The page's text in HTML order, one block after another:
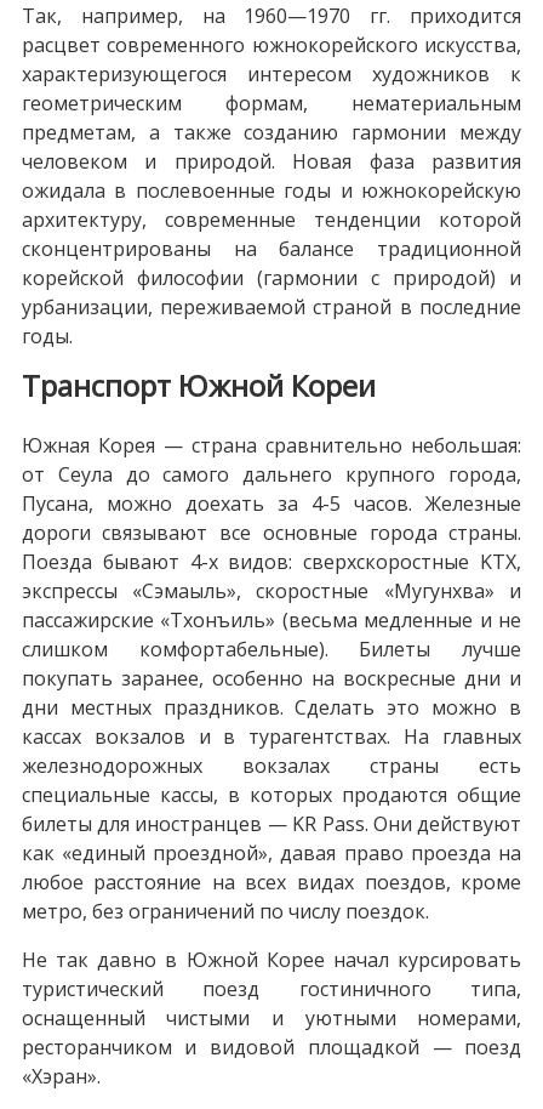
Так, например, на 1960—1970 гг. приходится
расцвет современного южнокорейского искусства,
характеризующегося интересом художников к
геометрическим формам, нематериальным
предметам, а также созданию гармонии между
человеком и природой. Новая фаза развития
ожидала в послевоенные годы и южнокорейскую
архитектуру, современные тенденции которой
сконцентрированы на балансе традиционной
корейской философии (гармонии с природой) и
урбанизации, переживаемой страной в последние
годы.
Транспорт Южной Кореи
Южная Корея — страна сравнительно небольшая:
от Сеула до самого дальнего крупного города,
Пусана, можно доехать за 4-5 часов. Железные
дороги связывают все основные города страны.
Поезда бывают 4-х видов: сверхскоростные KTX,
экспрессы «Сэмаыль», скоростные «Мугунхва» и
пассажирские «Тхонъиль» (весьма медленные и не
слишком комфортабельные). Билеты лучше
покупать заранее, особенно на воскресные дни и
дни местных праздников. Сделать это можно в
кассах вокзалов и в турагентствах. На главных
железнодорожных вокзалах страны есть
специальные кассы, в которых продаются общие
билеты для иностранцев — KR Pass. Они действуют
как «единый проездной», давая право проезда на
любое расстояние на всех видах поездов, кроме
метро, без ограничений по числу поездок.
Не так давно в Южной Корее начал курсировать
туристический поезд гостиничного типа,
оснащенный чистыми и уютными номерами,
ресторанчиком и видовой площадкой — поезд
«Хэран».